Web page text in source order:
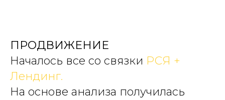
ПРОДВИЖЕНИЕ
Началось все со связки РСЯ +
Лендинг.
На основе анализа получилась